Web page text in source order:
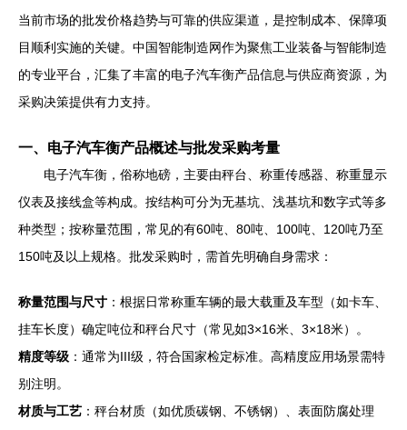
当前市场的批发价格趋势与可靠的供应渠道，是控制成本、保障项
目顺利实施的关键。中国智能制造网作为聚焦工业装备与智能制造
的专业平台，汇集了丰富的电子汽车衡产品信息与供应商资源，为
采购决策提供有力支持。
一、电子汽车衡产品概述与批发采购考量
电子汽车衡，俗称地磅，主要由秤台、称重传感器、称重显示
仪表及接线盒等构成。按结构可分为无基坑、浅基坑和数字式等多
种类型；按称量范围，常见的有60吨、80吨、100吨、120吨乃至
150吨及以上规格。批发采购时，需首先明确自身需求：
称量范围与尺寸 ：根据日常称重车辆的最大载重及车型（如卡车、
挂车长度）确定吨位和秤台尺寸（常见如3×16米、3×18米）。
精度等级 ：通常为III级，符合国家检定标准。高精度应用场景需特
别注明。
材质与工艺 ：秤台材质（如优质碳钢、不锈钢）、表面防腐处理